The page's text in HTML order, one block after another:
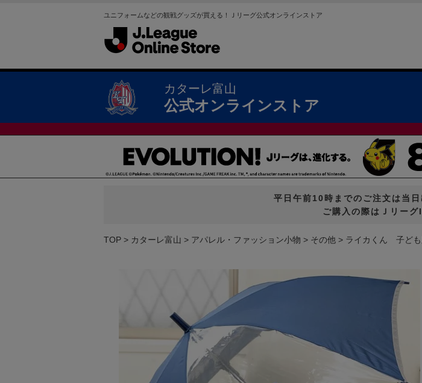
ユニフォームなどの観戦グッズが買える！Ｊリーグ公式オンラインストア
カターレ富山
公式オンラインストア
平日午前10時までのご注文は当日
ご購入の際はＪリーグ
TOP カターレ富山 アパレル・ファッション小物 その他 ライカくん 子ども